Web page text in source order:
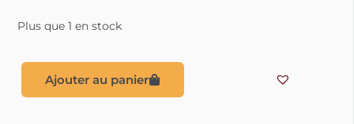
Plus que 1 en stock
Ajouter au panier